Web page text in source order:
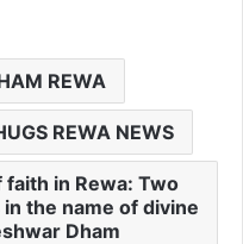
REWA
REWA NEWS
in Rewa: Two
the name of divine
Dham